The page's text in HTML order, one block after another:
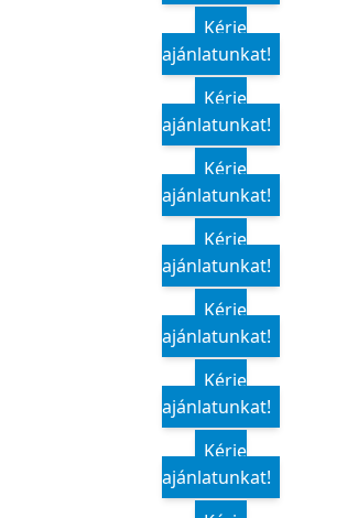
Kérje
ajánlatunkat!
Kérje
ajánlatunkat!
Kérje
ajánlatunkat!
Kérje
ajánlatunkat!
Kérje
ajánlatunkat!
Kérje
ajánlatunkat!
Kérje
ajánlatunkat!